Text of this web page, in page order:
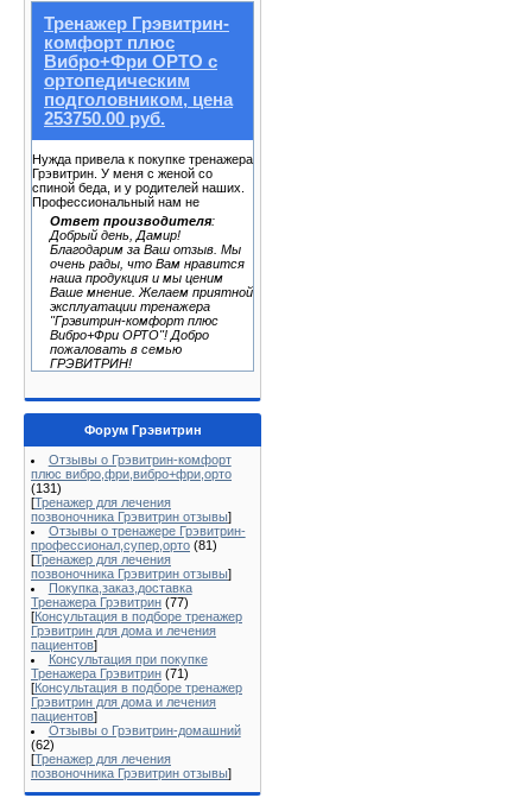
Тренажер Грэвитрин-
комфорт плюс
Вибро+Фри ОРТО с
ортопедическим
подголовником, цена
253750.00 руб.
Нужда привела к покупке тренажера
Грэвитрин. У меня с женой со
спиной беда, и у родителей наших.
Профессиональный нам не
Ответ производителя:
Добрый день, Дамир!
Благодарим за Ваш отзыв. Мы
очень рады, что Вам нравится
наша продукция и мы ценим
Ваше мнение. Желаем приятной
эксплуатации тренажера
"Грэвитрин-комфорт плюс
Вибро+Фри ОРТО"! Добро
пожаловать в семью
ГРЭВИТРИН!
Форум Грэвитрин
Отзывы о Грэвитрин-комфорт
плюс вибро,фри,вибро+фри,орто
(131)
[Тренажер для лечения
позвоночника Грэвитрин отзывы]
Отзывы о тренажере Грэвитрин-
профессионал,супер,орто (81)
[Тренажер для лечения
позвоночника Грэвитрин отзывы]
Покупка,заказ,доставка
Тренажера Грэвитрин (77)
[Консультация в подборе тренажер
Грэвитрин для дома и лечения
пациентов]
Консультация при покупке
Тренажера Грэвитрин (71)
[Консультация в подборе тренажер
Грэвитрин для дома и лечения
пациентов]
Отзывы о Грэвитрин-домашний
(62)
[Тренажер для лечения
позвоночника Грэвитрин отзывы]